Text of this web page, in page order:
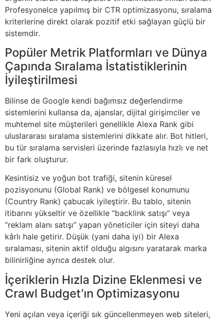
Profesyonelce yapılmış bir CTR optimizasyonu, sıralama
kriterlerine direkt olarak pozitif etki sağlayan güçlü bir
sistemdir.
Popüler Metrik Platformları ve Dünya
Çapında Sıralama İstatistiklerinin
İyileştirilmesi
Bilinse de Google kendi bağımsız değerlendirme
sistemlerini kullansa da, ajanslar, dijital girişimciler ve
muhtemel site müşterileri genellikle Alexa Rank gibi
uluslararası sıralama sistemlerini dikkate alır. Bot hitleri,
bu tür sıralama servisleri üzerinde fazlasıyla hızlı ve net
bir fark oluşturur.
Kesintisiz ve yoğun bot trafiği, sitenin küresel
pozisyonunu (Global Rank) ve bölgesel konumunu
(Country Rank) çabucak iyileştirir. Bu tablo, sitenin
itibarını yükseltir ve özellikle “backlink satışı” veya
“reklam alanı satışı” yapan yöneticiler için siteyi daha
kârlı hale getirir. Düşük (yani daha iyi) bir Alexa
sıralaması, sitenin aktif olduğu algısını yaratarak marka
bilinirliğine ayrıca destek olur.
İçeriklerin Hızla Dizine Eklenmesi ve
Crawl Budget’ın Optimizasyonu
Yeni açılan veya içeriği sık güncellenmeyen web siteleri,